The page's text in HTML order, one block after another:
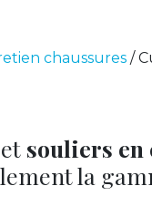
chaussures /
souliers
la